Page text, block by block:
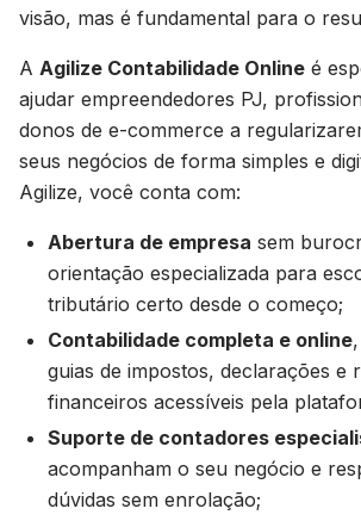
visão, mas é fundamental para o
A Agilize Contabilidade Online é
ajudar empreendedores PJ,
donos de e-commerce a
seus negócios de forma simples e
Agilize, você conta com:
Abertura de empresa sem
orientação especializada para
tributário certo desde o começo;
Contabilidade completa e online
guias de impostos, declarações e
financeiros acessíveis pela
Suporte de contadores
acompanham o seu negócio e
dúvidas sem enrolação;